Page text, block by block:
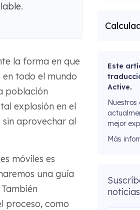
la forma en que
en todo el mundo
población
explosión en el
sin aprovechar al
móviles es
una guía
proceso, como
Este
Active.
Nuestros
mejor
Más
noticias